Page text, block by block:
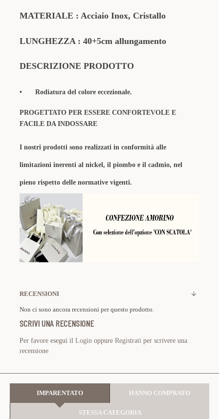
MATERIALE : Acciaio Inox, Cristallo
LUNGHEZZA : 40+5cm allungamento
DESCRIZIONE PRODOTTO
• Rodiatura del colore eccezionale.
PROGETTATO PER ESSERE CONFORTEVOLE E
FACILE DA INDOSSARE
I nostri prodotti sono realizzati in conformità alle
limitazioni inerenti al nickel, il piombo e il cadmio, nel
pieno rispetto delle normative vigenti.
RECENSIONI
Non ci sono ancora recensioni per questo prodotto.
SCRIVI UNA RECENSIONE
Per favore esegui il Login oppure Registrati per scrivere una
recensione
IMPARENTATO HANNO COMPRATO
STESSA CATEGORIA